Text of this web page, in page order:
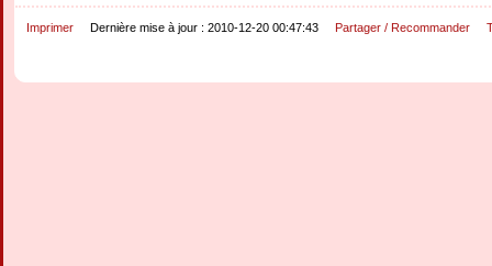
Imprimer Dernière mise à jour : 2010-12-20 00:47:43 Partager / Recommander